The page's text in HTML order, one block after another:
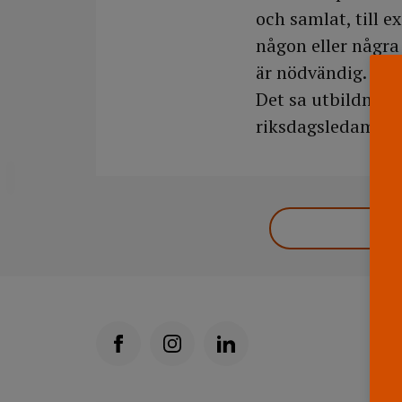
och samlat, till
någon eller
är nödvändig.
Det sa